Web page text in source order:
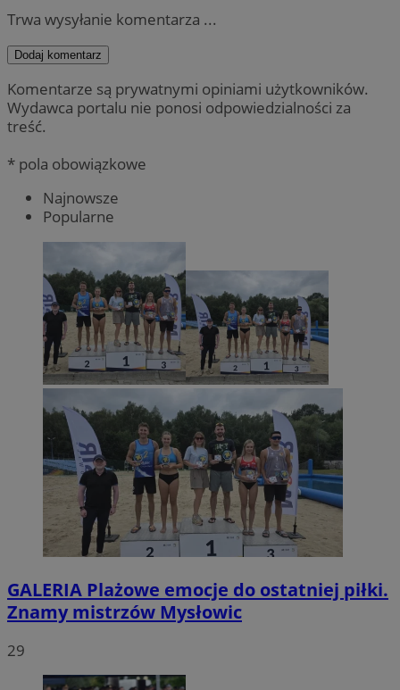
Trwa wysyłanie komentarza ...
Dodaj komentarz
Komentarze są prywatnymi opiniami użytkowników.
Wydawca portalu nie ponosi odpowiedzialności za
treść.
* pola obowiązkowe
Najnowsze
Popularne
GALERIA Plażowe emocje do ostatniej piłki.
Znamy mistrzów Mysłowic
29